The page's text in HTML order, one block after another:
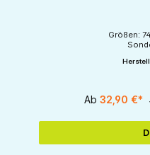
Größen:
Ab 32,90 €*